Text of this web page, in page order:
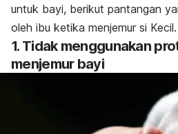
untuk bayi, berikut pantangan
oleh ibu ketika menjemur si Kecil.
1. Tidak menggunakan
menjemur bayi